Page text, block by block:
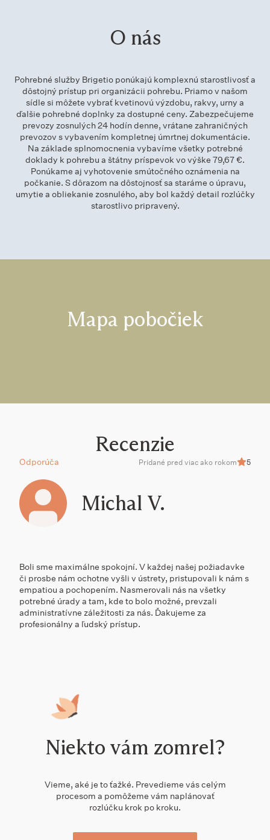
O nás
Pohrebné služby Brigetio ponúkajú komplexnú starostlivosť a
dôstojný prístup pri organizácii pohrebu. Priamo v našom
sídle si môžete vybrať kvetinovú výzdobu, rakvy, urny a
ďalšie pohrebné doplnky za dostupné ceny. Zabezpečujeme
prevozy zosnulých 24 hodín denne, vrátane zahraničných
prevozov s vybavením kompletnej úmrtnej dokumentácie.
Na základe splnomocnenia vybavíme všetky potrebné
doklady k pohrebu a štátny príspevok vo výške 79,67 €.
Ponúkame aj vyhotovenie smútočného oznámenia na
počkanie. S dôrazom na dôstojnosť sa staráme o úpravu,
umytie a obliekanie zosnulého, aby bol každý detail rozlúčky
starostlivo pripravený.
Mapa pobočiek
Recenzie
Odporúča Pridané pred viac ako rokom 5
Michal V.
Boli sme maximálne spokojní. V každej našej požiadavke
či prosbe nám ochotne vyšli v ústrety, pristupovali k nám s
empatiou a pochopením. Nasmerovali nás na všetky
potrebné úrady a tam, kde to bolo možné, prevzali
administratívne záležitosti za nás. Ďakujeme za
profesionálny a ľudský prístup.
Niekto vám zomrel?
Vieme, aké je to ťažké. Prevedieme vás celým
procesom a pomôžeme vám naplánovať
rozlúčku krok po kroku.